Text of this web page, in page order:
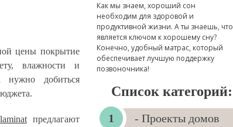
цены покрытие
влажности и
нужно добиться
предлагают
Как мы знаем, хороший сон
необходим для здоровой и
продуктивной жизни. А ты знаешь, что
является ключом к хорошему сну?
Конечно, удобный матрас, который
обеспечивает лучшую поддержку
позвоночника!
Список категорий:
- Проекты домов